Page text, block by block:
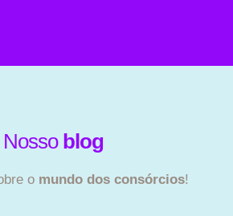
Nosso blog
o mundo dos consórcios!